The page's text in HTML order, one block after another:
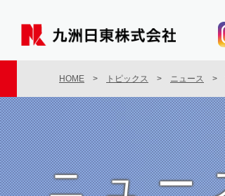
HOME > トピックス > ニュース >
ニュー